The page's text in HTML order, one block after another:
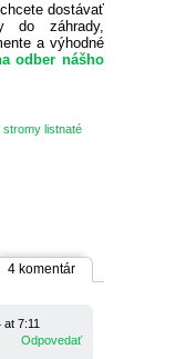
dostávať
do záhrady,
a výhodné
odber nášho
stromy listnaté
4 komentár
7:11
Odpovedať